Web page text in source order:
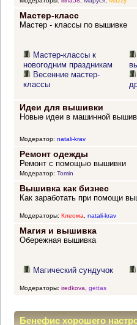
Мастер-класс
Мастер - классы по вышивке
Мастер-классы к
новогодним праздникам
Весенние мастер-
классы
Идеи для вышивки
Новые идеи в машинной
Модератор: natali-krav
Ремонт одежды
Ремонт с помощью вышивки
Модератор: Tomin
Вышивка как бизнес
Как заработать при помощи
Модераторы: Клеома, natali-krav
Магия и вышивка
Обережная вышивка
Магический сундучок
Модераторы: iredkova gettas
Бенефис хорошего